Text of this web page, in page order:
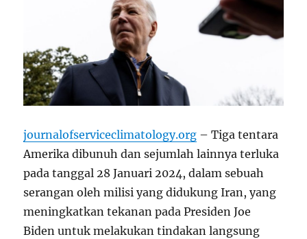
journalofserviceclimatology.org – Tiga tentara
Amerika dibunuh dan sejumlah lainnya terluka
pada tanggal 28 Januari 2024, dalam sebuah
serangan oleh milisi yang didukung Iran, yang
meningkatkan tekanan pada Presiden Joe
Biden untuk melakukan tindakan langsung